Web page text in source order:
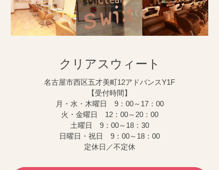
クリアスウィート
名古屋市西区五才美町12アドバンスY1F
【受付時間】
月・水・木曜日 9：00～17：00
火・金曜日 12：00～20：00
土曜日 9：00～18：30
日曜日・祝日 9：00～18：00
定休日／不定休